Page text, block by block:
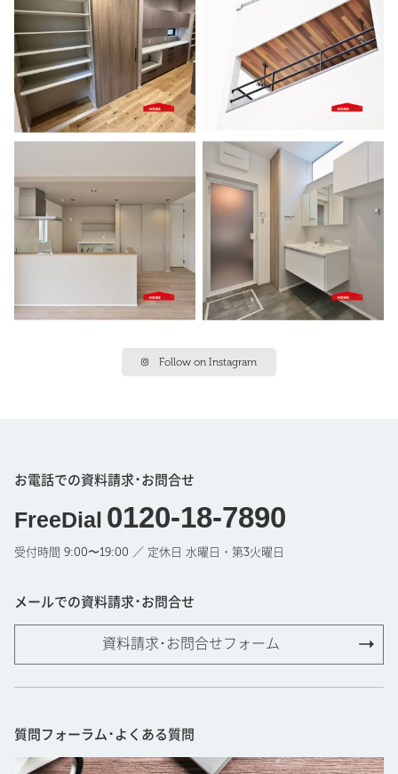
Follow on Instagram
お電話での資料請求･お問合せ
FreeDial 0120-18-7890
受付時間 9:00〜19:00 ／ 定休日 水曜日・第3火曜日
メールでの資料請求･お問合せ
資料請求･お問合せフォーム
質問フォーラム･よくある質問